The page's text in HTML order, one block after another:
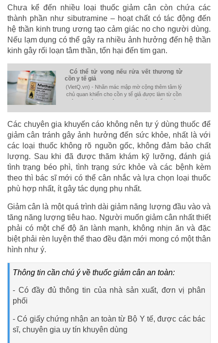
Chưa kể đến nhiều loại thuốc giảm cân còn chứa các
thành phần như sibutramine – hoạt chất có tác động đến
hệ thần kinh trung ương tạo cảm giác no cho người dùng.
Nếu lạm dụng có thể gây ra nhiều ảnh hưởng đến hệ thần
kinh gây rối loạn tâm thần, tổn hại đến tim gan.
Có thể tử vong nếu rửa vết thương từ
cồn y tế giả
(VietQ.vn) - Nhãn mác mập mờ cộng thêm tâm lý
chủ quan khiến cho cồn y tế giả được làm từ cồn
Các chuyên gia khuyến cáo không nên tự ý dùng thuốc để
giảm cân tránh gây ảnh hưởng đến sức khỏe, nhất là với
các loại thuốc không rõ nguồn gốc, không đảm bảo chất
lượng. Sau khi đã được thăm khám kỹ lưỡng, đánh giá
tình trạng béo phì, tình trạng sức khỏe và các bệnh kèm
theo thì bác sĩ mới có thể cân nhắc và lựa chọn loại thuốc
phù hợp nhất, ít gây tác dụng phụ nhất.
Giảm cân là một quá trình dài giảm năng lượng đầu vào và
tăng năng lượng tiêu hao. Người muốn giảm cân nhất thiết
phải có một chế độ ăn lành mạnh, không nhịn ăn và đặc
biệt phải rèn luyện thể thao đều đặn mới mong có một thân
hình như ý.
Thông tin cần chú ý về thuốc giảm cân an toàn:
- Có đầy đủ thông tin của nhà sản xuất, đơn vị phân
phối
- Có giấy chứng nhận an toàn từ Bộ Y tế, được các bác
sĩ, chuyên gia uy tín khuyên dùng